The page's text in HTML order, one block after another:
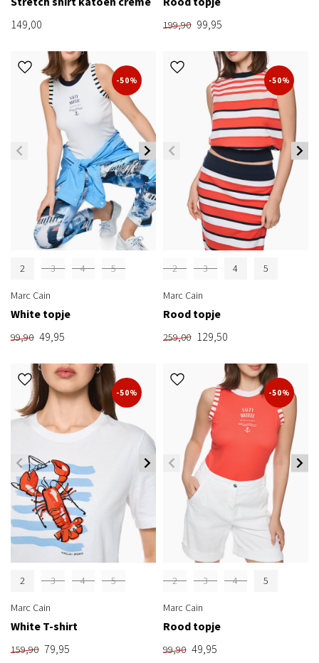
149,00
199,90 99,95
-50%
2 3 4 5
Marc Cain
White topje
99,90 49,95
-50%
2 3 4 5
Marc Cain
Rood topje
259,00 129,50
-50%
2 3 4 5
Marc Cain
White T-shirt
159,90 79,95
-50%
2 3 4 5
Marc Cain
Rood topje
99,90 49,95